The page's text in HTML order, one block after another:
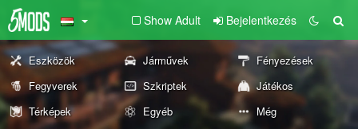
Show Adult Bejelentkezés
Eszközök Járművek
Fényezések
Fegyverek
Szkriptek
Játékos
Térképek
Egyéb Még